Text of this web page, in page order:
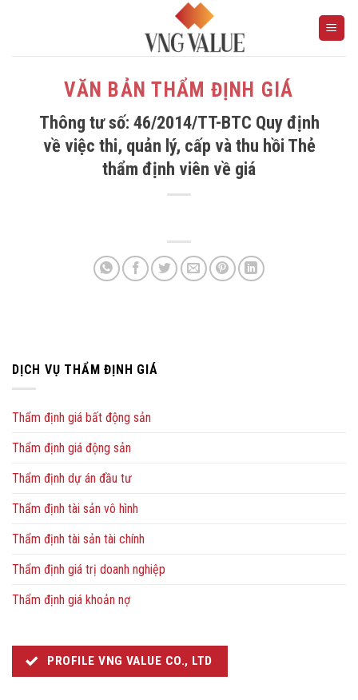
VĂN BẢN THẨM ĐỊNH GIÁ
Thông tư số: 46/2014/TT-BTC Quy định
về việc thi, quản lý, cấp và thu hồi Thẻ
thẩm định viên về giá
DỊCH VỤ THẨM ĐỊNH GIÁ
Thẩm định giá bất động sản
Thẩm định giá động sản
Thẩm định dự án đầu tư
Thẩm định tài sản vô hình
Thẩm định tài sản tài chính
Thẩm định giá trị doanh nghiệp
Thẩm định giá khoản nợ
PROFILE VNG VALUE CO., LTD